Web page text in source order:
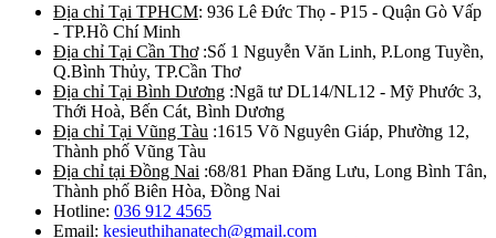
Địa chỉ Tại TPHCM: 936 Lê Đức Thọ - P15 - Quận Gò Vấp
- TP.Hồ Chí Minh
Địa chỉ Tại Cần Thơ:Số 1 Nguyễn Văn Linh, P.Long Tuyền,
Q.Bình Thủy, TP.Cần Thơ
Địa chỉ Tại Bình Dương :Ngã tư DL14/NL12 - Mỹ Phước 3,
Thới Hoà, Bến Cát, Bình Dương
Địa chỉ Tại Vũng Tàu :1615 Võ Nguyên Giáp, Phường 12,
Thành phố Vũng Tàu
Địa chỉ tại Đồng Nai :68/81 Phan Đăng Lưu, Long Bình Tân,
Thành phố Biên Hòa, Đồng Nai
Hotline: 036 912 4565
Email: kesieuthihanatech@gmail.com